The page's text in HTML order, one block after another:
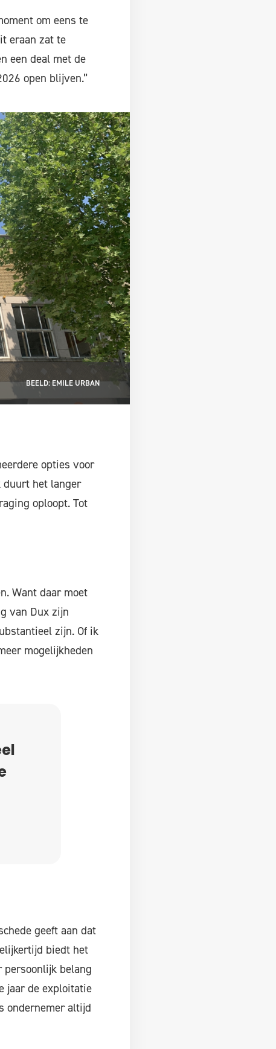
om eens te
eraan zat te
een deal met de
open blijven.”
BEELD: EMILE URBAN
opties voor
duurt het langer
oploopt. Tot
Want daar moet
van Dux zijn
zijn. Of ik
mogelijkheden
geeft aan dat
biedt het
persoonlijk belang
jaar de exploitatie
ondernemer altijd